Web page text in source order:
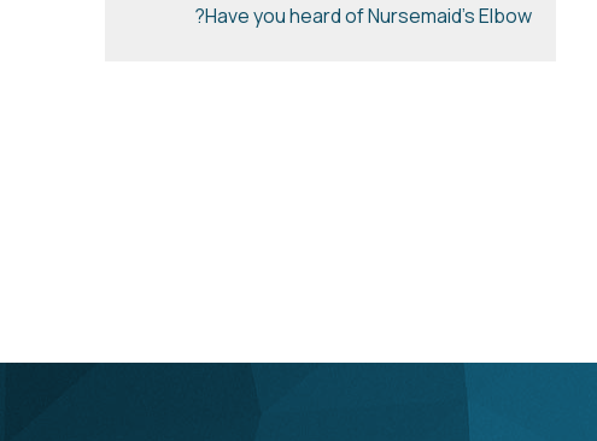
Have you heard of Nursemaid's Elbow?